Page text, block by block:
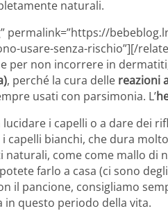
naturali.
permalink=”https://
usare-senza-rischio”][/
per non incorrere in
, perché la cura delle reazioni
usati con parsimonia. L’
lucidare i capelli o a dare dei
capelli bianchi, che dura
naturali, come come mallo di
farlo a casa (ci sono
il pancione, consigliamo
in questo periodo della vita.